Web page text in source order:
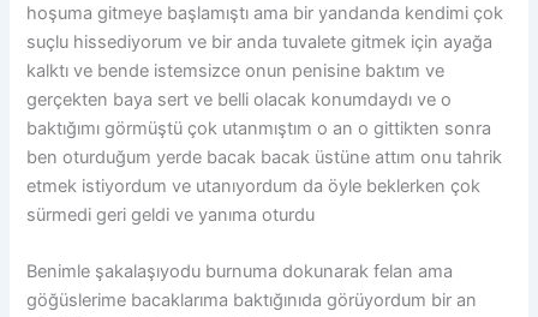
hoşuma gitmeye başlamıştı ama bir yandanda kendimi çok
suçlu hissediyorum ve bir anda tuvalete gitmek için ayağa
kalktı ve bende istemsizce onun penisine baktım ve
gerçekten baya sert ve belli olacak konumdaydı ve o
baktığımı görmüştü çok utanmıştım o an o gittikten sonra
ben oturduğum yerde bacak bacak üstüne attım onu tahrik
etmek istiyordum ve utanıyordum da öyle beklerken çok
sürmedi geri geldi ve yanıma oturdu
Benimle şakalaşıyodu burnuma dokunarak felan ama
göğüslerime bacaklarıma baktığınıda görüyordum bir an